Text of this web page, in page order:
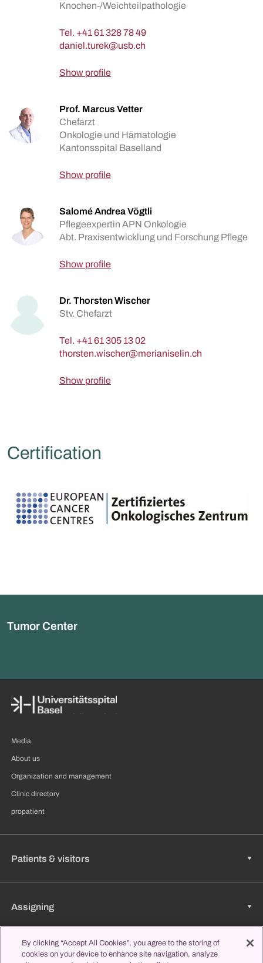
Knochen-/Weichteilpathologie
Tel. +41 61 328 78 49
Show profile
Prof. Marcus Vetter
Chefarzt
Onkologie und Hämatologie
Kantonsspital Baselland
Show profile
Salomé Andrea Vögtli
Pflegeexpertin APN Onkologie
Abt. Praxisentwicklung und Forschung Pflege
Show profile
Dr. Thorsten Wischer
Stv. Chefarzt
Tel. +41 61 305 13 02
Show profile
Certification
Tumor Center
Media
About us
Organization and management
Clinic directory
propatient
Patients & visitors
Assigning
Jobs & Career
By clicking “Accept All Cookies”, you agree to the storing of
cookies on your device to enhance site navigation, analyze